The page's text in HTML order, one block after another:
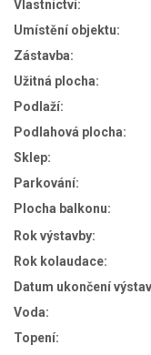
Vlastnictví:
Umístění objektu:
Zástavba:
Užitná plocha:
Podlaží:
Podlahová plocha:
Sklep:
Parkování:
Plocha balkonu:
Rok výstavby:
Rok kolaudace:
Datum ukončení
Voda:
Topení: